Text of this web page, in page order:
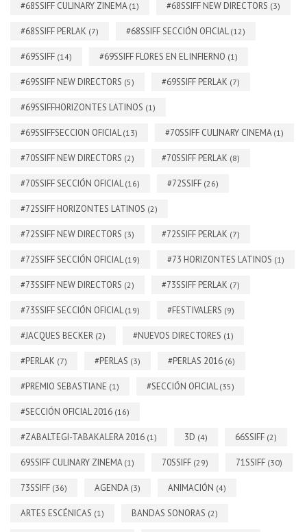
#68SSIFF CULINARY ZINEMA (1) #68SSIFF NEW DIRECTORS (3)
#68SSIFF PERLAK (7) #68SSIFF SECCIÓN OFICIAL(12)
#69SSIFF (14) #69SSIFF FLORES EN EL INFIERNO (1)
#69SSIFF NEW DIRECTORS (5) #69SSIFF PERLAK (7)
#69SSIFFHORIZONTES LATINOS (1)
#69SSIFFSECCION OFICIAL(13) #70SSIFF CULINARY CINEMA (1)
#70SSIFF NEW DIRECTORS (2) #70SSIFF PERLAK (8)
#70SSIFF SECCIÓN OFICIAL(16) #72SSIFF (26)
#72SSIFF HORIZONTES LATINOS (2)
#72SSIFF NEW DIRECTORS (3) #72SSIFF PERLAK (7)
#72SSIFF SECCIÓN OFICIAL(19) #73 HORIZONTES LATINOS (1)
#73SSIFF NEW DIRECTORS (2) #73SSIFF PERLAK (7)
#73SSIFF SECCIÓN OFICIAL(19) #FESTIVALERS (9)
#JACQUES BECKER (2) #NUEVOS DIRECTORES (1)
#PERLAK (7) #PERLAS (3) #PERLAS 2016 (6)
#PREMIO SEBASTIANE (1) #SECCIÓN OFICIAL(35)
#SECCIÓN OFICIAL 2016 (16)
#ZABALTEGI-TABAKALERA 2016 (1) 3D (4) 66SSIFF (2)
69SSIFF CULINARY ZINEMA (1) 70SSIFF (29) 71SSIFF (30)
73SSIFF (36) AGENDA (3) ANIMACIÓN (4)
ARTES ESCÉNICAS (1) BANDAS SONORAS (2)